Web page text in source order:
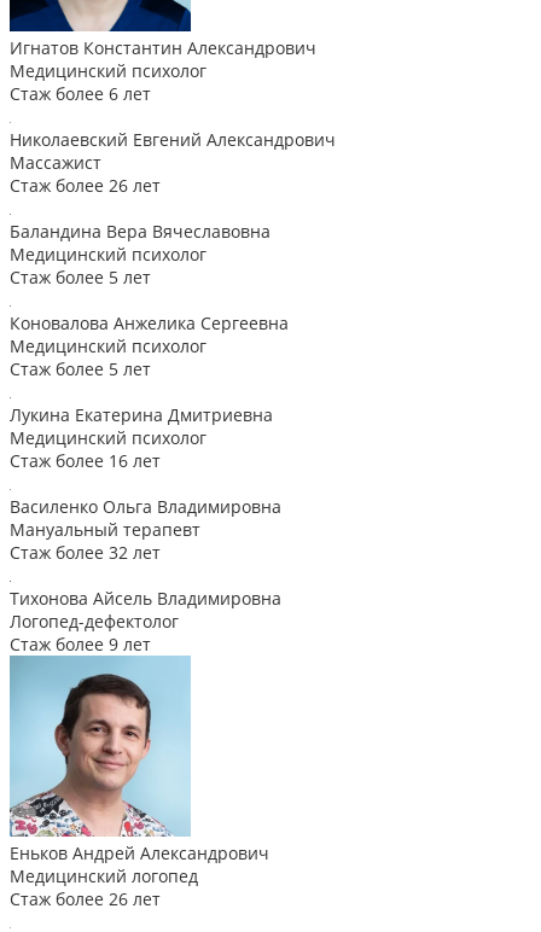
Игнатов Константин Александрович
Медицинский психолог
Стаж более 6 лет
Николаевский Евгений Александрович
Массажист
Стаж более 26 лет
Баландина Вера Вячеславовна
Медицинский психолог
Стаж более 5 лет
Коновалова Анжелика Сергеевна
Медицинский психолог
Стаж более 5 лет
Лукина Екатерина Дмитриевна
Медицинский психолог
Стаж более 16 лет
Василенко Ольга Владимировна
Мануальный терапевт
Стаж более 32 лет
Тихонова Айсель Владимировна
Логопед-дефектолог
Стаж более 9 лет
Еньков Андрей Александрович
Медицинский логопед
Стаж более 26 лет